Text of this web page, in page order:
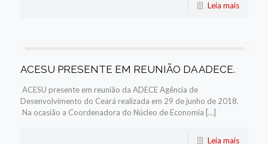
Leia mais
ACESU PRESENTE EM REUNIÃO DA ADECE.
ACESU presente em reunião da ADECE Agência de
Desenvolvimento do Ceará realizada em 29 de junho de 2018.
Na ocasião a Coordenadora do Núcleo de Economia […]
Leia mais